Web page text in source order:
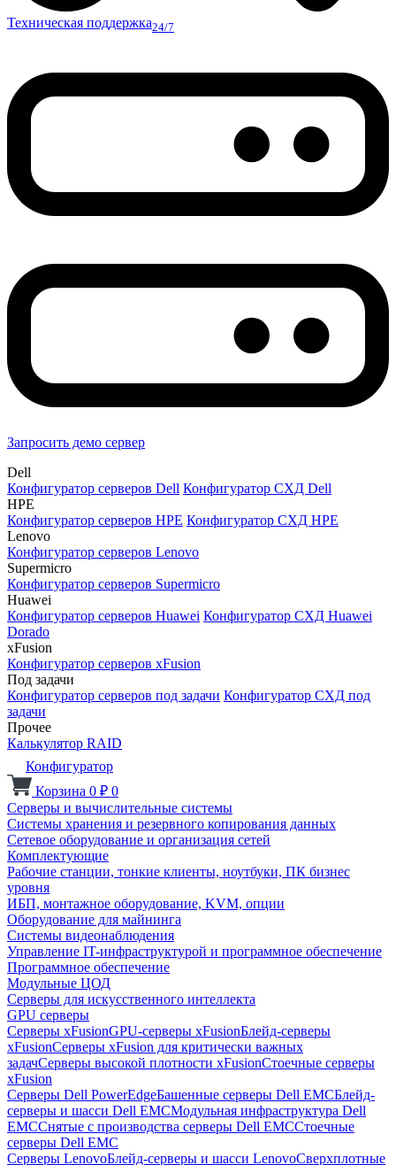
Техническая поддержка24/7
Запросить демо сервер
Dell
Конфигуратор серверов Dell Конфигуратор СХД Dell
HPE
Конфигуратор серверов HPE Конфигуратор СХД HPE
Lenovo
Конфигуратор серверов Lenovo
Supermicro
Конфигуратор серверов Supermicro
Huawei
Конфигуратор серверов Huawei Конфигуратор СХД Huawei
Dorado
xFusion
Конфигуратор серверов xFusion
Под задачи
Конфигуратор серверов под задачи Конфигуратор СХД под
задачи
Прочее
Калькулятор RAID
Конфигуратор
Корзина 0 ₽ 0
Серверы и вычислительные системы
Системы хранения и резервного копирования данных
Сетевое оборудование и организация сетей
Комплектующие
Рабочие станции, тонкие клиенты, ноутбуки, ПК бизнес
уровня
ИБП, монтажное оборудование, KVM, опции
Оборудование для майнинга
Системы видеонаблюдения
Управление IT-инфраструктурой и программное обеспечение
Программное обеспечение
Модульные ЦОД
Серверы для искусственного интеллекта
GPU серверы
Серверы xFusionGPU-серверы xFusionБлейд-серверы
xFusionСерверы xFusion для критически важных
задачСерверы высокой плотности xFusionСтоечные серверы
xFusion
Серверы Dell PowerEdgeБашенные серверы Dell EMCБлейд-
серверы и шасси Dell EMCМодульная инфраструктура Dell
EMCСнятые с производства серверы Dell EMCСтоечные
серверы Dell EMC
Серверы LenovoБлейд-серверы и шасси LenovoСверхплотные